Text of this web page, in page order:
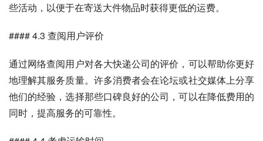
些活动，以便于在寄送大件物品时获得更低的运费。
#### 4.3 查阅用户评价
通过网络查阅用户对各大快递公司的评价，可以帮助你更好
地理解其服务质量。许多消费者会在论坛或社交媒体上分享
他们的经验，选择那些口碑良好的公司，可以在降低费用的
同时，提高服务的可靠性。